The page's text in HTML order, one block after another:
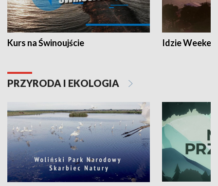
Kurs na Świnoujście Idzie
PRZYRODA I EKOLOGIA